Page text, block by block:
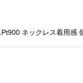
ネックレス着用